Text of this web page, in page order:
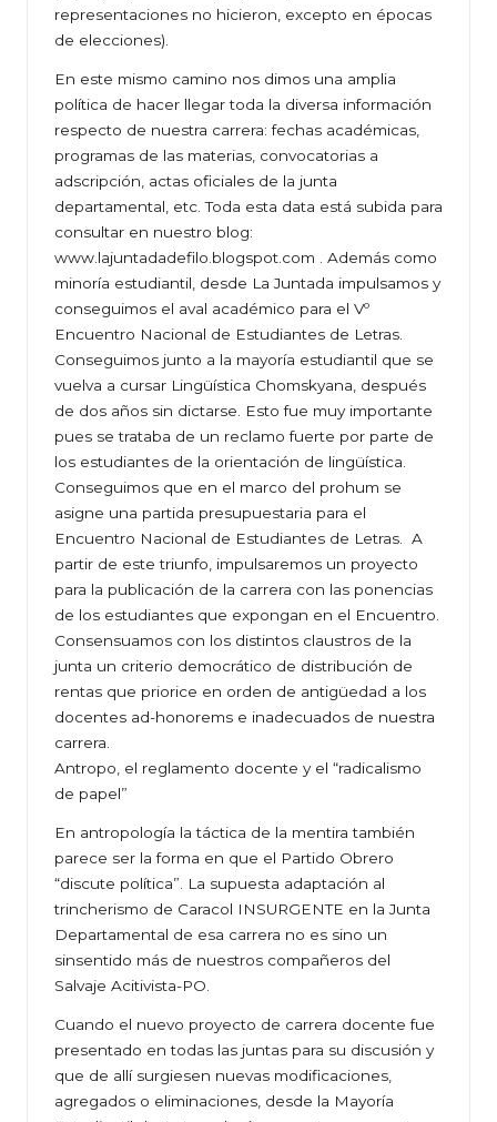
representaciones no hicieron, excepto en épocas
de elecciones).
En este mismo camino nos dimos una amplia
política de hacer llegar toda la diversa información
respecto de nuestra carrera: fechas académicas,
programas de las materias, convocatorias a
adscripción, actas oficiales de la junta
departamental, etc. Toda esta data está subida para
consultar en nuestro blog:
www.lajuntadadefilo.blogspot.com . Además como
minoría estudiantil, desde La Juntada impulsamos y
conseguimos el aval académico para el Vº
Encuentro Nacional de Estudiantes de Letras.
Conseguimos junto a la mayoría estudiantil que se
vuelva a cursar Lingüística Chomskyana, después
de dos años sin dictarse. Esto fue muy importante
pues se trataba de un reclamo fuerte por parte de
los estudiantes de la orientación de lingüística.
Conseguimos que en el marco del prohum se
asigne una partida presupuestaria para el
Encuentro Nacional de Estudiantes de Letras. A
partir de este triunfo, impulsaremos un proyecto
para la publicación de la carrera con las ponencias
de los estudiantes que expongan en el Encuentro.
Consensuamos con los distintos claustros de la
junta un criterio democrático de distribución de
rentas que priorice en orden de antigüedad a los
docentes ad-honorems e inadecuados de nuestra
carrera.
Antropo, el reglamento docente y el “radicalismo
de papel”
En antropología la táctica de la mentira también
parece ser la forma en que el Partido Obrero
“discute política”. La supuesta adaptación al
trincherismo de Caracol INSURGENTE en la Junta
Departamental de esa carrera no es sino un
sinsentido más de nuestros compañeros del
Salvaje Acitivista-PO.
Cuando el nuevo proyecto de carrera docente fue
presentado en todas las juntas para su discusión y
que de allí surgiesen nuevas modificaciones,
agregados o eliminaciones, desde la Mayoría